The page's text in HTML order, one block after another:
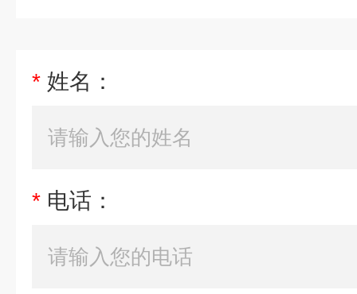
* 姓名：
* 电话：